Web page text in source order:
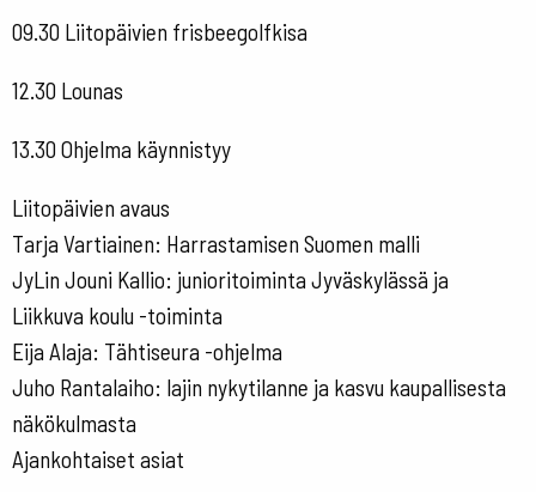
09.30 Liitopäivien frisbeegolfkisa
12.30 Lounas
13.30 Ohjelma käynnistyy
Liitopäivien avaus
Tarja Vartiainen: Harrastamisen Suomen malli
JyLin Jouni Kallio: junioritoiminta Jyväskylässä ja
Liikkuva koulu -toiminta
Eija Alaja: Tähtiseura -ohjelma
Juho Rantalaiho: lajin nykytilanne ja kasvu kaupallisesta
näkökulmasta
Ajankohtaiset asiat